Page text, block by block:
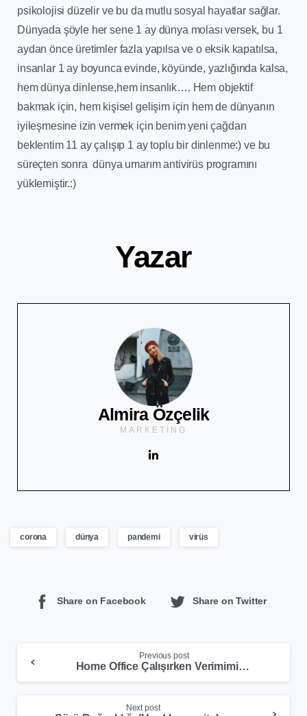
psikolojisi düzelir ve bu da mutlu sosyal hayatlar sağlar.
Dünyada şöyle her sene 1 ay dünya molası versek, bu 1
aydan önce üretimler fazla yapılsa ve o eksik kapatılsa,
insanlar 1 ay boyunca evinde, köyünde, yazlığında kalsa,
hem dünya dinlense,hem insanlık…. Hem objektif
bakmak için, hem kişisel gelişim için hem de dünyanın
iyileşmesine izin vermek için benim yeni çağdan
beklentim 11 ay çalışıp 1 ay toplu bir dinlenme:) ve bu
süreçten sonra dünya umarım antivirüs programını
yüklemiştir.:)
Yazar
Almira Özçelik
MARKETING
corona dünya pandemi virüs
Share on Facebook Share on Twitter
Previous post
Home Office Çalışırken Verimimizi Nasıl Arttırabiliriz?
Next post